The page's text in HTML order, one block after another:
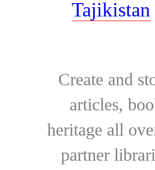
Tajikistan
Create and
articles,
heritage all
partner